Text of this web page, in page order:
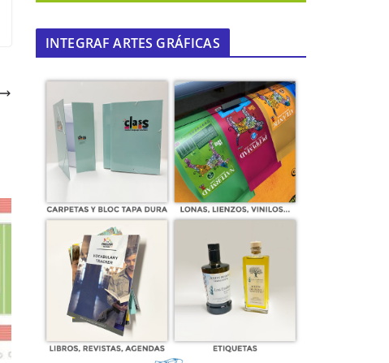
INTEGRAF ARTES GRÁFICAS